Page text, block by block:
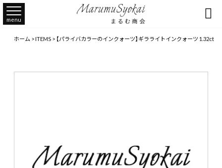
menu 
ホーム>ITEMS> 【パライバカラーのインクォーツ】ギラライトインクォーツ 1.32ct